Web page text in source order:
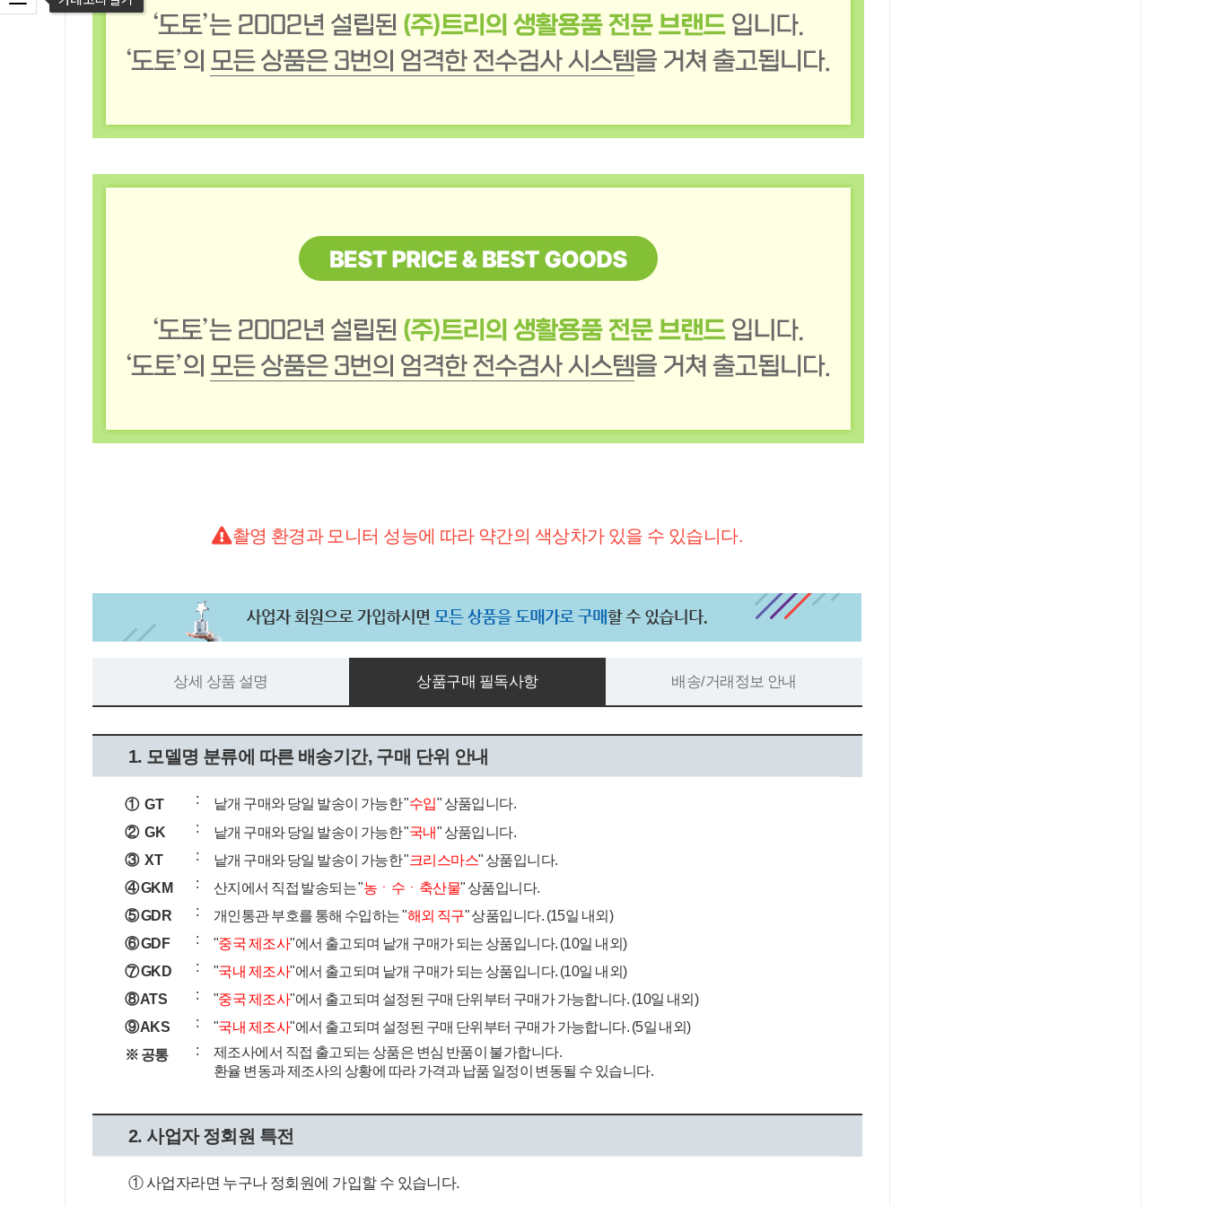
촬영 환경과 모니터 성능에 따라 약간의 색상차가 있을 수 있습니다.
상세 상품 설명 상품구매 필독사항 배송/거래정보 안내
1. 모델명 분류에 따른 배송기간, 구매 단위 안내
① GT : 낱개 구매와 당일 발송이 가능한 "수입" 상품입니다.
② GK
: 낱개 구매와 당일 발송이 가능한 "국내" 상품입니다.
③ XT
: 낱개 구매와 당일 발송이 가능한 "크리스마스" 상품입니다.
④ GKM
: 산지에서 직접 발송되는 "농ㆍ수ㆍ축산물" 상품입니다.
⑤ GDR
: 개인통관 부호를 통해 수입하는 "해외 직구" 상품입니다. (15일 내외)
⑥ GDF
: "중국 제조사"에서 출고되며 낱개 구매가 되는 상품입니다. (10일 내외)
⑦ GKD
: "국내 제조사"에서 출고되며 낱개 구매가 되는 상품입니다. (10일 내외)
⑧ ATS
: "중국 제조사"에서 출고되며 설정된 구매 단위부터 구매가 가능합니다. (10일 내외)
⑨ AKS
: "국내 제조사"에서 출고되며 설정된 구매 단위부터 구매가 가능합니다. (5일 내외)
※ 공통
:
제조사에서 직접 출고되는 상품은 변심 반품이 불가합니다.
환율 변동과 제조사의 상황에 따라 가격과 납품 일정이 변동될 수 있습니다.
2. 사업자 정회원 특전
① 사업자라면 누구나 정회원에 가입할 수 있습니다.